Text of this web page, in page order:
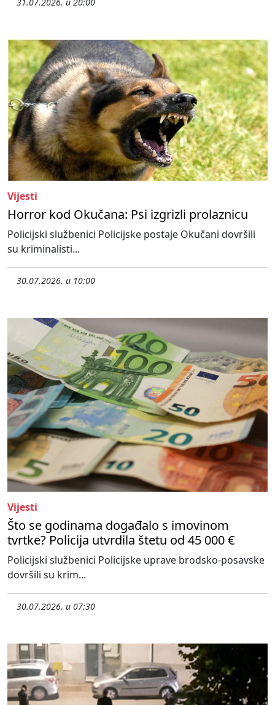
Vijesti
Horror kod Okučana: Psi izgrizli prolaznicu
Policijski službenici Policijske postaje Okučani dovršili
su kriminalisti...
30.07.2026. u 10:00
Vijesti
Što se godinama događalo s imovinom
tvrtke? Policija utvrdila štetu od 45 000 €
Policijski službenici Policijske uprave brodsko-posavske
dovršili su krim...
30.07.2026. u 07:30